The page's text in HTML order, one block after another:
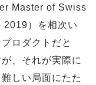
Master of Swiss
）を相次い
ロダクトだと
、それが実際に
しい局面にたた